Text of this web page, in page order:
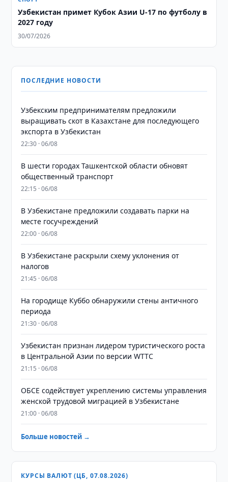
Узбекистан примет Кубок Азии U-17 по футболу в
2027 году
30/07/2026
ПОСЛЕДНИЕ НОВОСТИ
Узбекским предпринимателям предложили
выращивать скот в Казахстане для последующего
экспорта в Узбекистан
22:30 · 06/08
В шести городах Ташкентской области обновят
общественный транспорт
22:15 · 06/08
В Узбекистане предложили создавать парки на
месте госучреждений
22:00 · 06/08
В Узбекистане раскрыли схему уклонения от
налогов
21:45 · 06/08
На городище Куббо обнаружили стены античного
периода
21:30 · 06/08
Узбекистан признан лидером туристического роста
в Центральной Азии по версии WTTC
21:15 · 06/08
ОБСЕ содействует укреплению системы управления
женской трудовой миграцией в Узбекистане
21:00 · 06/08
Больше новостей →
КУРСЫ ВАЛЮТ (ЦБ, 07.08.2026)